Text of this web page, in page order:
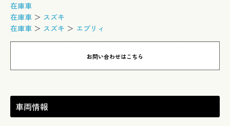
在庫車
在庫車 ＞ スズキ
在庫車 ＞ スズキ ＞ エブリィ
お問い合わせはこちら
車両情報